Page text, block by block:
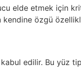
elde etmek için
özgü
edilir. Bu yüz